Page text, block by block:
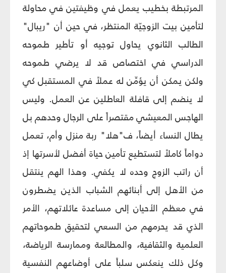
المرتبطة بخطيب يعمل في وظيفتين في محاولة
لتأمين بيت الزوجيّة المنتظر، في حين أن "ريبال"
الطالب الثانوي يحاول توجيه أو تأطير طموحه
الدراسي في اختصاص قد لا يرضي طموحه
ولكن يمكن أن يؤمِّن له عملاً في المستقبل كي
لا ينضم إلى قافلة العاطلين عن العمل. وليس
الهاجس المعيشي مقتصراً على الرجال وحدهم بل
يطال النساء أيضاً، ف"هلا" ربة منزل وأم، تعمل
دواماً كاملاً لتستطيع تأمين حياة أفضل لأسرتها إذ
أن راتب الزوج وحده لا يكفي. وهذا الهم ينتقل
من الأهل إلى أبنائهم الشباب الذين يضطرون
في معظم الأحيان إلى مساعدة عائلاتهم، الأمر
الذي قد يحرمهم من السعي لتحقيق طموحاتهم
العلمية والثقافية، والمطالعة وممارسة الرياضة،
وكل ذلك ينعكس سلباً على أوضاعهم النفسية